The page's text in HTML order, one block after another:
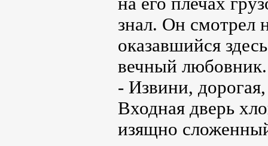
знал. Он смотрел
оказавшийся
вечный любовник.
- Извини,
Входная дверь
изящно